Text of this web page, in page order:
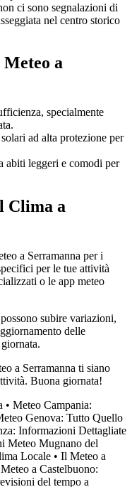
ci sono segnalazioni di
nel centro storico
a
specialmente
ad alta protezione per
abiti leggeri e comodi per
Clima a
a Serramanna per i
per le tue attività
o le app meteo
subire variazioni,
delle
a Serramanna ti siano
Buona giornata!
• Meteo Campania:
Genova: Tutto Quello
Informazioni Dettagliate
Meteo Mugnano del
Locale • Il Meteo a
a Castelbuono:
del tempo a